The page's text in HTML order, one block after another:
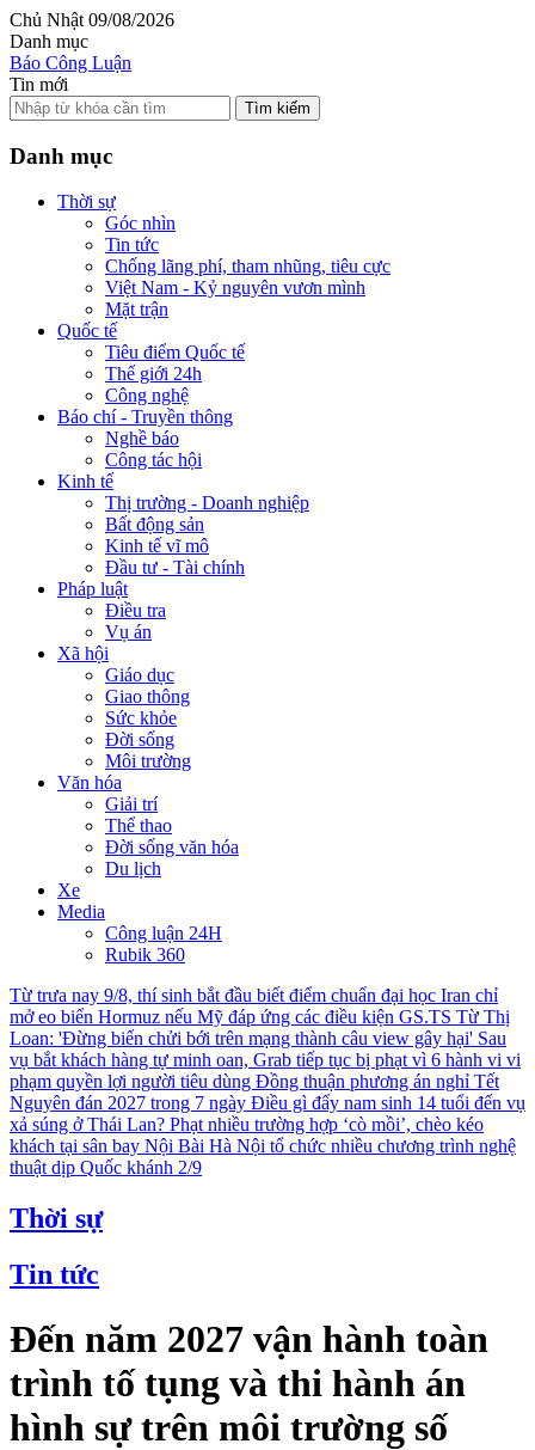
Chủ Nhật 09/08/2026
Danh mục
Báo Công Luận
Tin mới
Tìm kiếm
Danh mục
Thời sự
Góc nhìn
Tin tức
Chống lãng phí, tham nhũng, tiêu cực
Việt Nam - Kỷ nguyên vươn mình
Mặt trận
Quốc tế
Tiêu điểm Quốc tế
Thế giới 24h
Công nghệ
Báo chí - Truyền thông
Nghề báo
Công tác hội
Kinh tế
Thị trường - Doanh nghiệp
Bất động sản
Kinh tế vĩ mô
Đầu tư - Tài chính
Pháp luật
Điều tra
Vụ án
Xã hội
Giáo dục
Giao thông
Sức khỏe
Đời sống
Môi trường
Văn hóa
Giải trí
Thể thao
Đời sống văn hóa
Du lịch
Xe
Media
Công luận 24H
Rubik 360
Từ trưa nay 9/8, thí sinh bắt đầu biết điểm chuẩn đại học Iran chỉ
mở eo biển Hormuz nếu Mỹ đáp ứng các điều kiện GS.TS Từ Thị
Loan: 'Đừng biến chửi bới trên mạng thành câu view gây hại' Sau
vụ bắt khách hàng tự minh oan, Grab tiếp tục bị phạt vì 6 hành vi vi
phạm quyền lợi người tiêu dùng Đồng thuận phương án nghỉ Tết
Nguyên đán 2027 trong 7 ngày Điều gì đẩy nam sinh 14 tuổi đến vụ
xả súng ở Thái Lan? Phạt nhiều trường hợp ‘cò mồi’, chèo kéo
khách tại sân bay Nội Bài Hà Nội tổ chức nhiều chương trình nghệ
thuật dịp Quốc khánh 2/9
Thời sự
Tin tức
Đến năm 2027 vận hành toàn
trình tố tụng và thi hành án
hình sự trên môi trường số